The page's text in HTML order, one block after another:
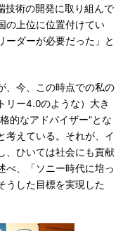
技術の開発に取り組んで
の上位に位置付けてい
ーダーが必要だった」と
、今、この時点での私の
リー4.0のような）大き
的なアドバイザー”とな
考えている。それが、イ
、ひいては社会にも貢献
べ、「ソニー時代に培っ
うした目標を実現した